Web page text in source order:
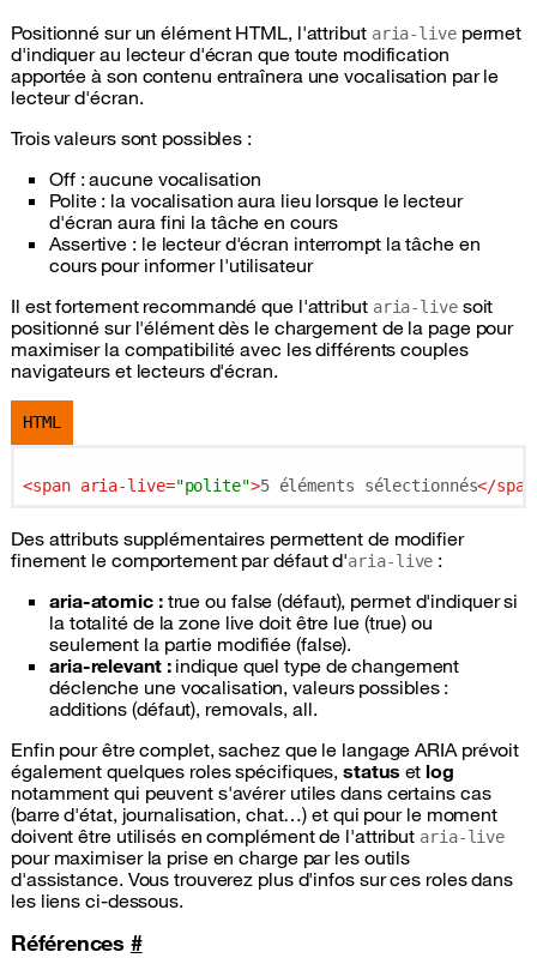
Positionné sur un élément HTML, l'attribut aria-livepermet
d'indiquer au lecteur d'écran que toute modification
apportée à son contenu entraînera une vocalisation par le
lecteur d'écran.
Trois valeurs sont possibles :
Off : aucune vocalisation
Polite : la vocalisation aura lieu lorsque le lecteur
d'écran aura fini la tâche en cours
Assertive : le lecteur d'écran interrompt la tâche en
cours pour informer l'utilisateur
Il est fortement recommandé que l'attribut aria-livesoit
positionné sur l'élément dès le chargement de la page pour
maximiser la compatibilité avec les différents couples
navigateurs et lecteurs d'écran.
HTML
<span aria-live="polite">5 éléments sélectionnés</span
Des attributs supplémentaires permettent de modifier
finement le comportement par défaut d'aria-live :
aria-atomic :true ou false (défaut), permet d'indiquer si
la totalité de la zone live doit être lue (true) ou
seulement la partie modifiée (false).
aria-relevant :indique quel type de changement
déclenche une vocalisation, valeurs possibles :
additions (défaut), removals, all.
Enfin pour être complet, sachez que le langageARIAprévoit
également quelques roles spécifiques,status et log
notamment qui peuvent s'avérer utiles dans certains cas
(barre d'état, journalisation, chat…) et qui pour le moment
doivent être utilisés en complément de l'attribut aria-live
pour maximiser la prise en charge par les outils
d'assistance. Vous trouverez plus d'infos sur ces roles dans
les liens ci-dessous.
Références #